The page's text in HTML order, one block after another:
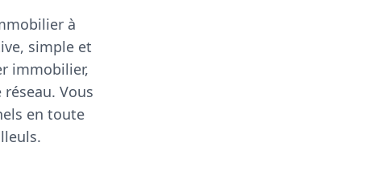
à
simple et
immobilier,
Vous
en toute